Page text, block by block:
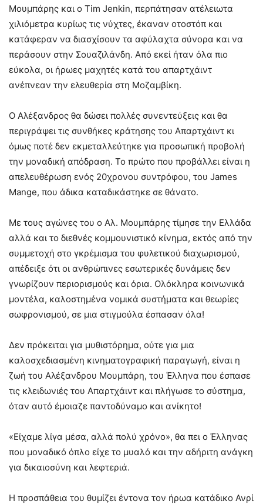
Μουμπάρης και ο Tim Jenkin, περπάτησαν ατέλειωτα
χιλιόμετρα κυρίως τις νύχτες, έκαναν οτοστόπ και
κατάφεραν να διασχίσουν τα αφύλαχτα σύνορα και να
περάσουν στην Σουαζιλάνδη. Από εκεί ήταν όλα πιο
εύκολα, οι ήρωες μαχητές κατά του απαρτχάιντ
ανέπνεαν την ελευθερία στη Μοζαμβίκη.
Ο Αλέξανδρος θα δώσει πολλές συνεντεύξεις και θα
περιγράψει τις συνθήκες κράτησης του Απαρτχάιντ κι
όμως ποτέ δεν εκμεταλλεύτηκε για προσωπική προβολή
την μοναδική απόδραση. Το πρώτο που προβάλλει είναι η
απελευθέρωση ενός 20χρονου συντρόφου, του James
Mange, που άδικα καταδικάστηκε σε θάνατο.
Με τους αγώνες του ο Αλ. Μουμπάρης τίμησε την Ελλάδα
αλλά και το διεθνές κομμουνιστικό κίνημα, εκτός από την
συμμετοχή στο γκρέμισμα του φυλετικού διαχωρισμού,
απέδειξε ότι οι ανθρώπινες εσωτερικές δυνάμεις δεν
γνωρίζουν περιορισμούς και όρια. Ολόκληρα κοινωνικά
μοντέλα, καλοστημένα νομικά συστήματα και θεωρίες
σωφρονισμού, σε μια στιγμούλα έσπασαν όλα!
Δεν πρόκειται για μυθιστόρημα, ούτε για μια
καλοσχεδιασμένη κινηματογραφική παραγωγή, είναι η
ζωή του Αλέξανδρου Μουμπάρη, του Έλληνα που έσπασε
τις κλειδωνιές του Απαρτχάιντ και πλήγωσε το σύστημα,
όταν αυτό έμοιαζε παντοδύναμο και ανίκητο!
«Είχαμε λίγα μέσα, αλλά πολύ χρόνο», θα πει ο Έλληνας
που μοναδικό όπλο είχε το μυαλό και την αδήριτη ανάγκη
για δικαιοσύνη και λεφτεριά.
Η προσπάθεια του θυμίζει έντονα τον ήρωα κατάδικο Ανρί